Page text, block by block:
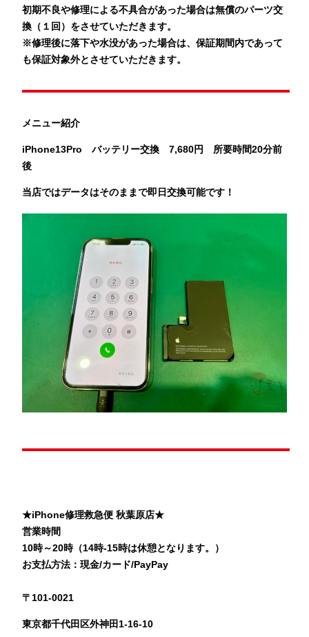
初期不良や修理による不具合があった場合は無償のパーツ交
換（１回）をさせていただきます。
※修理後に落下や水没があった場合は、保証期間内であって
も保証対象外とさせていただきます。
メニュー紹介
iPhone13Pro バッテリー交換 7,680円 所要時間20分前
後
当店ではデータはそのままで即日交換可能です！
★iPhone修理救急便 秋葉原店★
営業時間
10時～20時（14時-15時は休憩となります。）
お支払方法：現金/カード/PayPay
〒101-0021
東京都千代田区外神田1-16-10